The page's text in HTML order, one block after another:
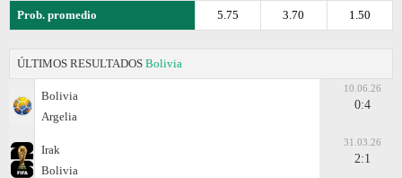
Prob. promedio 1.50
3.70
5.75
ÚLTIMOS RESULTADOS Bolivia
Bolivia
Argelia
10.06.26
0:4
Irak
Bolivia
31.03.26
2:1